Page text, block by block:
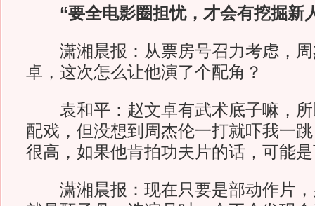
“要全电影圈担忧，才会有挖掘新
潇湘晨报： 从票房号召力考虑，
卓，这次怎么让他演了个配角？
袁和平：赵文卓有武术底子嘛，所
配戏，但没想到周杰伦一打就吓我一
很高，如果他肯拍功夫片的话，可能
潇湘晨报： 现在只要是部动作片